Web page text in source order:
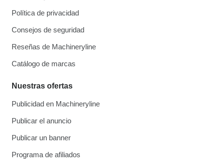
Política de privacidad
Consejos de seguridad
Reseñas de Machineryline
Catálogo de marcas
Nuestras ofertas
Publicidad en Machineryline
Publicar el anuncio
Publicar un banner
Programa de afiliados